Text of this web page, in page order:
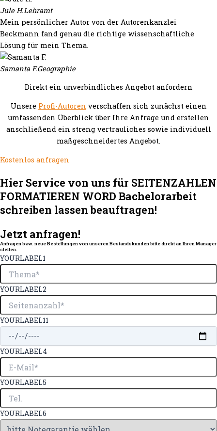
Jule H.Lehramt
Mein persönlicher Autor von der Autorenkanzlei
Beckmann fand genau die richtige wissenschaftliche
Lösung für mein Thema.
Samanta F.Geographie
Direkt ein unverbindliches Angebot anfordern
Unsere Profi-Autoren verschaffen sich zunächst einen
umfassenden Überblick über Ihre Anfrage und erstellen
anschließend ein streng vertrauliches sowie individuell
maßgeschneidertes Angebot.
Kostenlos anfragen
Hier Service von uns für SEITENZAHLEN
FORMATIEREN WORD Bachelorarbeit
schreiben lassen beauftragen!
Jetzt anfragen!
Anfragen bzw. neue Bestellungen von unseren Bestandskunden bitte direkt an Ihren Manager
stellen.
YOURLABEL1
YOURLABEL2
YOURLABEL11
YOURLABEL4
YOURLABEL5
YOURLABEL6